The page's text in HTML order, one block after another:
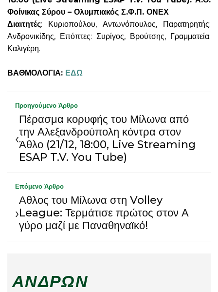
Φοίνικας Σύρου – Ολυμπιακός Σ.Φ.Π. ΟΝΕΧ
Διαιτητές: Κυριοπούλου, Αντωνόπουλος, Παρατηρητής:
Ανδρονικίδης, Επόπτες: Συρίγος, Βρούτσης, Γραμματεία:
Καλιγέρη.
ΒΑΘΜΟΛΟΓΙΑ: ΕΔΩ
Προηγούμενο Άρθρο
‹
Πέρασμα κορυφής του Μίλωνα από
την Αλεξανδρούπολη κόντρα στον
Άθλο (21/12, 18:00, Live Streaming
ESAP T.V. You Tube)
Επόμενο Άρθρο
›
Αθλος του Μίλωνα στη Volley
League: Τερμάτισε πρώτος στον Α
γύρο μαζί με Παναθηναϊκό!
ΑΝΔΡΏΝ